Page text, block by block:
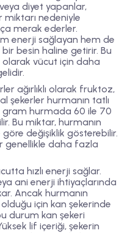
diyet yapanlar,
miktarı nedeniyle
merak ederler.
enerji sağlayan hem de
bir besin haline getirir. Bu
olarak vücut için daha
ağırlıklı olarak fruktoz,
şekerler hurmanın tatlı
gram hurmada 60 ile 70
Bu miktar, hurmanın
değişiklik gösterebilir.
genellikle daha fazla
hızlı enerji sağlar.
ani enerji ihtiyaçlarında
Ancak hurmanın
için kan şekerinde
durum kan şekeri
lif içeriği, şekerin